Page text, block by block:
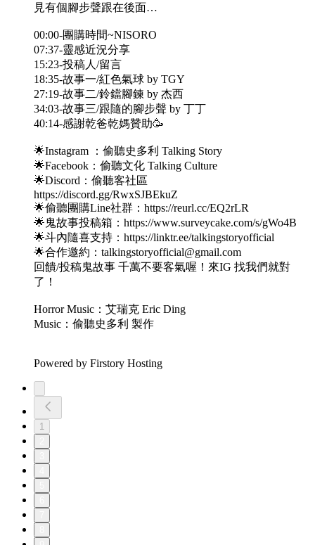
見有個腳步聲跟在後面…
00:00-團購時間~NISORO
07:37-靈感近況分享
15:23-投稿人/留言
18:35-故事一/紅色氣球 by TGY
27:19-故事二/鈴鐺腳鍊 by 杰西
34:03-故事三/跟隨的腳步聲 by 丁丁
40:14-感謝乾爸乾媽贊助🥳
🌟Instagram ：偷聽史多利 Talking Story
🌟Facebook：偷聽文化 Talking Culture
🌟Discord：偷聽客社區
https://discord.gg/RwxSJBEkuZ
🌟偷聽團購Line社群：https://reurl.cc/EQ2rLR
🌟鬼故事投稿箱：https://www.surveycake.com/s/gWo4B
🌟斗內隨喜支持：https://linktr.ee/talkingstoryofficial
🌟合作邀約：talkingstoryofficial@gmail.com
回饋/投稿鬼故事 千萬不要客氣喔！來IG 找我們就對
了！
Horror Music：艾瑞克 Eric Ding
Music：偷聽史多利 製作
Powered by Firstory Hosting
1